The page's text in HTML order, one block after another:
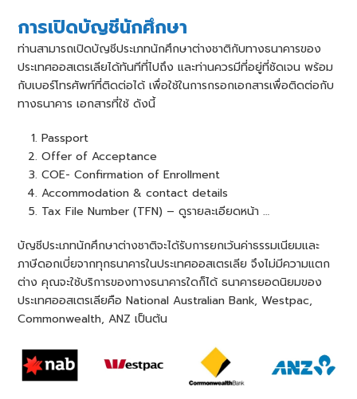
การเปิดบัญชีนักศึกษา
ท่านสามารถเปิดบัญชีประเภทนักศึกษาต่างชาติกับทางธนาคารของ
ประเทศออสเตรเลียได้ทันทีที่ไปถึง และท่านควรมีที่อยู่ที่ชัดเจน พร้อม
กับเบอร์โทรศัพท์ที่ติดต่อได้ เพื่อใช้ในการกรอกเอกสารเพื่อติดต่อกับ
ทางธนาคาร เอกสารที่ใช้ ดังนี้
Passport
Offer of Acceptance
COE- Confirmation of Enrollment
Accommodation & contact details
Tax File Number (TFN) – ดูรายละเอียดหน้า …
บัญชีประเภทนักศึกษาต่างชาติจะได้รับการยกเว้นค่าธรรมเนียมและ
ภาษีดอกเบี่ยจากทุกธนาคารในประเทศออสเตรเลีย จึงไม่มีความแตก
ต่าง คุณจะใช้บริการของทางธนาคารใดก็ได้ ธนาคารยอดนิยมของ
ประเทศออสเตรเลียคือ National Australian Bank, Westpac,
Commonwealth, ANZ เป็นต้น